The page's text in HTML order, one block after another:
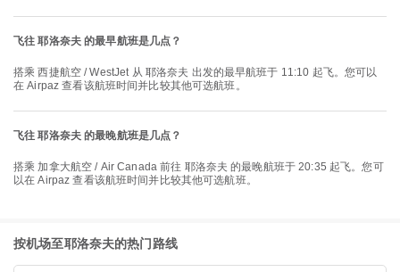
飞往 耶洛奈夫 的最早航班是几点？
搭乘 西捷航空 / WestJet 从 耶洛奈夫 出发的最早航班于 11:10 起飞。您可以
在 Airpaz 查看该航班时间并比较其他可选航班。
飞往 耶洛奈夫 的最晚航班是几点？
搭乘 加拿大航空 / Air Canada 前往 耶洛奈夫 的最晚航班于 20:35 起飞。您可
以在 Airpaz 查看该航班时间并比较其他可选航班。
按机场至耶洛奈夫的热门路线